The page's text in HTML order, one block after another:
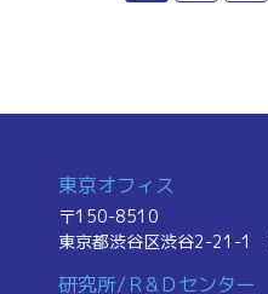
ジ
東京オフィス
〒150-8510
東京都渋谷区渋谷2-21-1
研究所/Ｒ&Ｄセンター